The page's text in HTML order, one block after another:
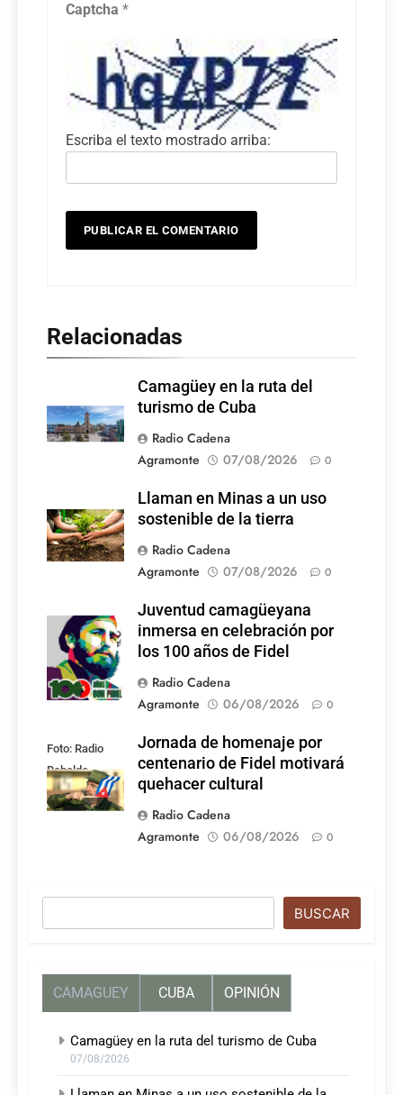
Captcha *
Escriba el texto mostrado arriba:
Relacionadas
Camagüey en la ruta del
turismo de Cuba
Radio Cadena
Agramonte
07/08/2026 0
Llaman en Minas a un uso
sostenible de la tierra
Radio Cadena
Agramonte
07/08/2026 0
Foto: Internet
Juventud camagüeyana
inmersa en celebración por
los 100 años de Fidel
Radio Cadena
Agramonte
06/08/2026 0
Foto: Radio
Rebelde
Jornada de homenaje por
centenario de Fidel motivará
quehacer cultural
Radio Cadena
Agramonte
06/08/2026 0
BUSCAR
CAMAGUEY CUBA OPINIÓN
Camagüey en la ruta del turismo de Cuba
07/08/2026